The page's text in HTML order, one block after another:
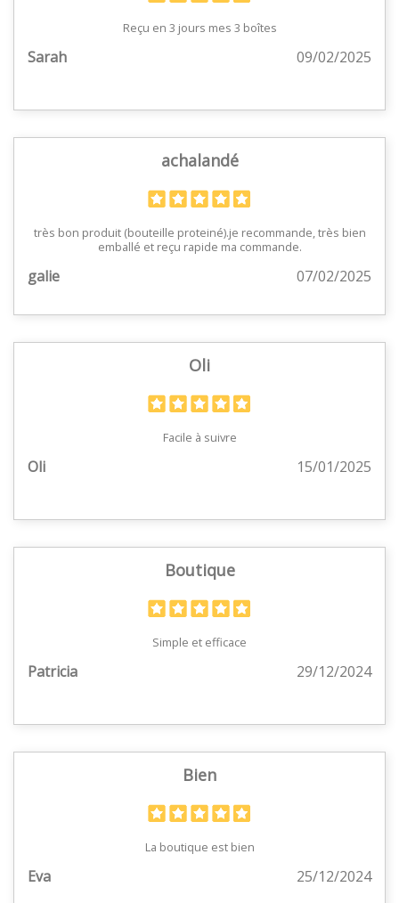
Reçu en 3 jours mes 3 boîtes
Sarah 09/02/2025
achalandé
très bon produit (bouteille proteiné).je recommande, très bien
emballé et reçu rapide ma commande.
galie 07/02/2025
Oli
Facile à suivre
Oli 15/01/2025
Boutique
Simple et efficace
Patricia 29/12/2024
Bien
La boutique est bien
Eva 25/12/2024